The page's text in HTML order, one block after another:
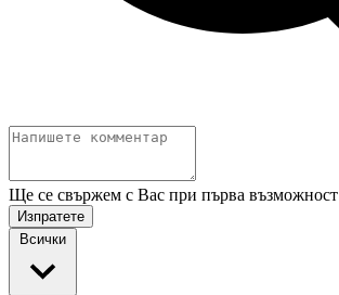
Ще се свържем с Вас при първа възможност
Изпратете
Всички